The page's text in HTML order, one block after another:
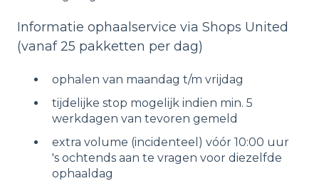
Informatie ophaalservice via Shops United
(vanaf 25 pakketten per dag)
ophalen van maandag t/m vrijdag
tijdelijke stop mogelijk indien min. 5
werkdagen van tevoren gemeld
extra volume (incidenteel) vóór 10:00 uur
's ochtends aan te vragen voor diezelfde
ophaaldag